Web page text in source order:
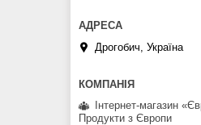
Дрогобич, Україна
Інтернет-магазин
Продукти з Європи